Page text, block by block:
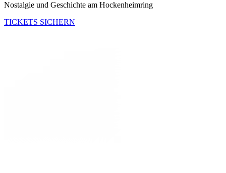
Nostalgie und Geschichte am Hockenheimring
TICKETS SICHERN